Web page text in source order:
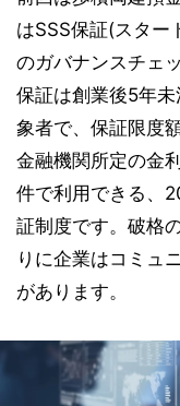
はSSS保証(スター
のガバナンスチェ
保証は創業後5年
象者で、保証限度
金融機関所定の金
件で利用できる、
証制度です。破格
りに企業はコミュ
があります。